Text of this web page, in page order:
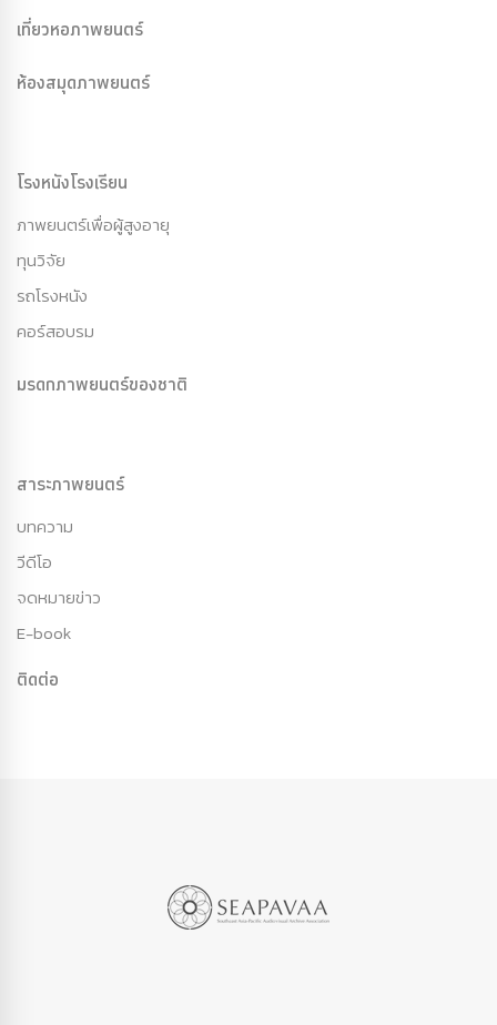
เที่ยวหอภาพยนตร์
ห้องสมุดภาพยนตร์
โรงหนังโรงเรียน
ภาพยนตร์เพื่อผู้สูงอายุ
ทุนวิจัย
รถโรงหนัง
คอร์สอบรม
มรดกภาพยนตร์ของชาติ
สาระภาพยนตร์
บทความ
วีดีโอ
จดหมายข่าว
E-book
ติดต่อ